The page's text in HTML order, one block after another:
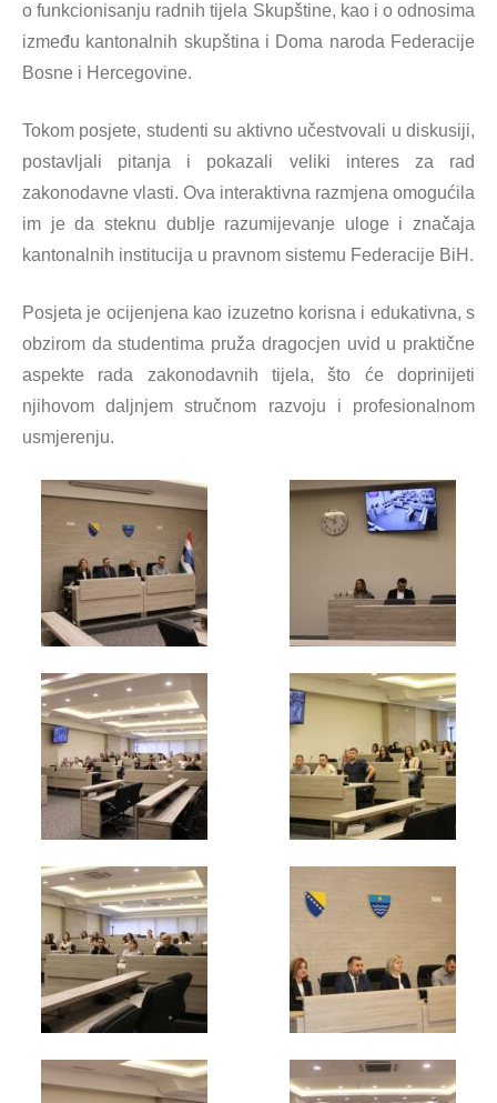
o funkcionisanju radnih tijela Skupštine, kao i o odnosima
između kantonalnih skupština i Doma naroda Federacije
Bosne i Hercegovine.
Tokom posjete, studenti su aktivno učestvovali u diskusiji,
postavljali pitanja i pokazali veliki interes za rad
zakonodavne vlasti. Ova interaktivna razmjena omogućila
im je da steknu dublje razumijevanje uloge i značaja
kantonalnih institucija u pravnom sistemu Federacije BiH.
Posjeta je ocijenjena kao izuzetno korisna i edukativna, s
obzirom da studentima pruža dragocjen uvid u praktične
aspekte rada zakonodavnih tijela, što će doprinijeti
njihovom daljnjem stručnom razvoju i profesionalnom
usmjerenju.